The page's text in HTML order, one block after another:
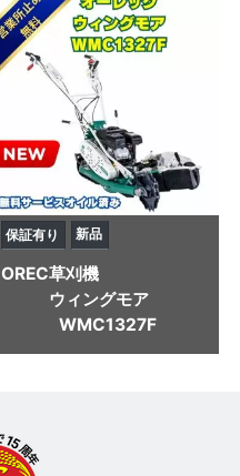
保証有り 新品
OREC草刈機
ウィングモア
WMC1327F